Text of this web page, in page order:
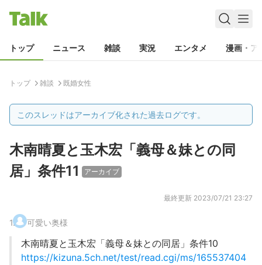
トップ ニュース 雑談 実況 エンタメ 漫画・ア
トップ 雑談 既婚女性
このスレッドはアーカイブ化された過去ログです。
木南晴夏と玉木宏「義母＆妹との同
居」条件11
アーカイブ
最終更新 2023/07/21 23:27
1. 可愛い奥様
木南晴夏と玉木宏「義母＆妹との同居」条件10
https://kizuna.5ch.net/test/read.cgi/ms/165537404